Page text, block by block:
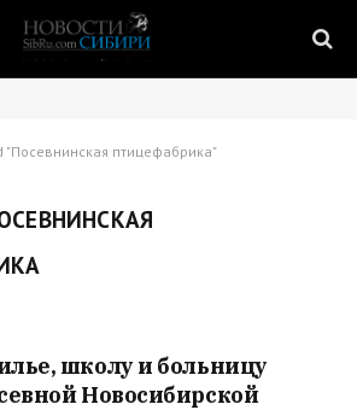
"Посевнинская птицефабрика"
школу и больницу
Новосибирской